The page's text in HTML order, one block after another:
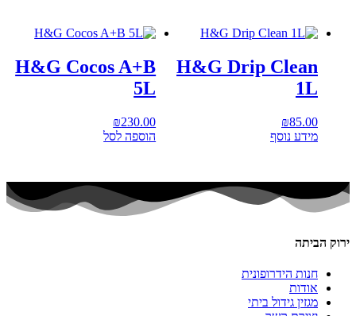
H&G Drip Clean
1L
₪85.00
מידע נוסף
H&G Cocos A+B
5L
₪230.00
הוספה לסל
ירוק הביתה
חנות הידרופונית
אודות
מגזין גידול ביתי